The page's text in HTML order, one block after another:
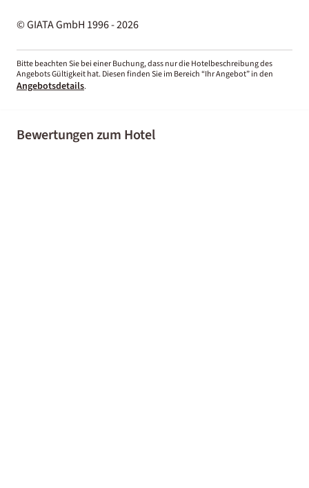
© GIATA GmbH 1996 - 2026
Bitte beachten Sie bei einer Buchung, dass nur die Hotelbeschreibung des
Angebots Gültigkeit hat. Diesen finden Sie im Bereich “Ihr Angebot” in den
Angebotsdetails.
Bewertungen zum Hotel